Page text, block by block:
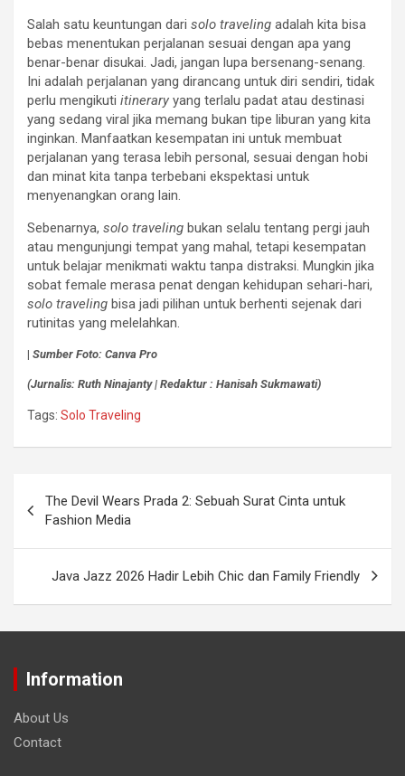
Salah satu keuntungan dari solo traveling adalah kita bisa
bebas menentukan perjalanan sesuai dengan apa yang
benar-benar disukai. Jadi, jangan lupa bersenang-senang.
Ini adalah perjalanan yang dirancang untuk diri sendiri, tidak
perlu mengikuti itinerary yang terlalu padat atau destinasi
yang sedang viral jika memang bukan tipe liburan yang kita
inginkan. Manfaatkan kesempatan ini untuk membuat
perjalanan yang terasa lebih personal, sesuai dengan hobi
dan minat kita tanpa terbebani ekspektasi untuk
menyenangkan orang lain.
Sebenarnya, solo traveling bukan selalu tentang pergi jauh
atau mengunjungi tempat yang mahal, tetapi kesempatan
untuk belajar menikmati waktu tanpa distraksi. Mungkin jika
sobat female merasa penat dengan kehidupan sehari-hari,
solo traveling bisa jadi pilihan untuk berhenti sejenak dari
rutinitas yang melelahkan.
| Sumber Foto: Canva Pro
(Jurnalis: Ruth Ninajanty | Redaktur : Hanisah Sukmawati)
Tags: Solo Traveling
The Devil Wears Prada 2: Sebuah Surat Cinta untuk
Fashion Media
Java Jazz 2026 Hadir Lebih Chic dan Family Friendly
Information
About Us
Contact